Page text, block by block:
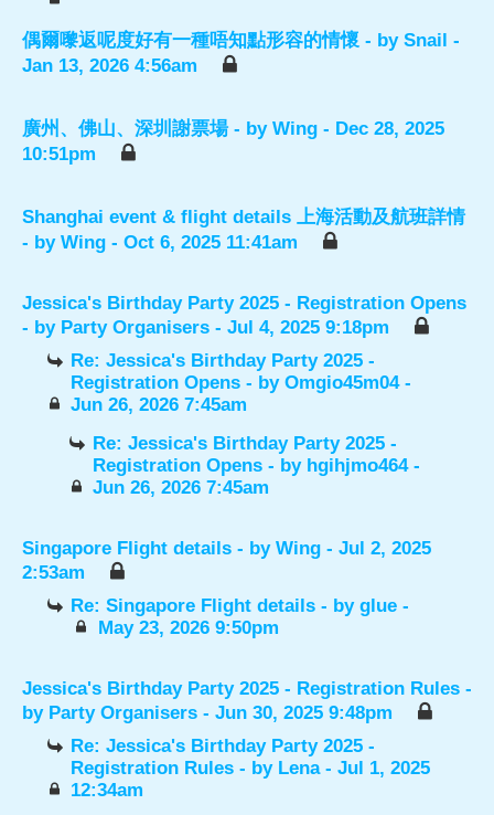
偶爾嚟返呢度好有一種唔知點形容的情懷 - by Snail -
Jan 13, 2026 4:56am
廣州、佛山、深圳謝票場 - by Wing - Dec 28, 2025
10:51pm
Shanghai event & flight details 上海活動及航班詳情
- by Wing - Oct 6, 2025 11:41am
Jessica's Birthday Party 2025 - Registration Opens
- by Party Organisers - Jul 4, 2025 9:18pm
Re: Jessica's Birthday Party 2025 -
Registration Opens - byOmgio45m04-
Jun 26, 2026 7:45am
Re: Jessica's Birthday Party 2025 -
Registration Opens - by hgihjmo464-
Jun 26, 2026 7:45am
Singapore Flight details - by Wing - Jul 2, 2025
2:53am
Re: Singapore Flight details - byglue -
May 23, 2026 9:50pm
Jessica's Birthday Party 2025 - Registration Rules -
by Party Organisers - Jun 30, 2025 9:48pm
Re: Jessica's Birthday Party 2025 -
Registration Rules - by Lena- Jul 1, 2025
12:34am